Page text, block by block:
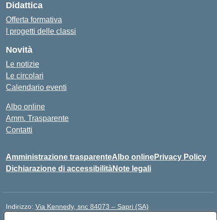
Didattica
Offerta formativa
I progetti delle classi
Novità
Le notizie
Le circolari
Calendario eventi
Albo online
Amm. Trasparente
Contatti
Amministrazione trasparenteAlbo onlinePrivacy Policy
Dichiarazione di accessibilitàNote legali
Indirizzo: Via Kennedy, snc 84073 – Sapri (SA)